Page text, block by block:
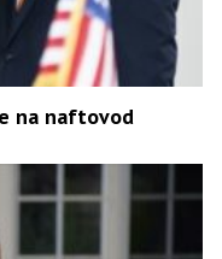
na naftovod